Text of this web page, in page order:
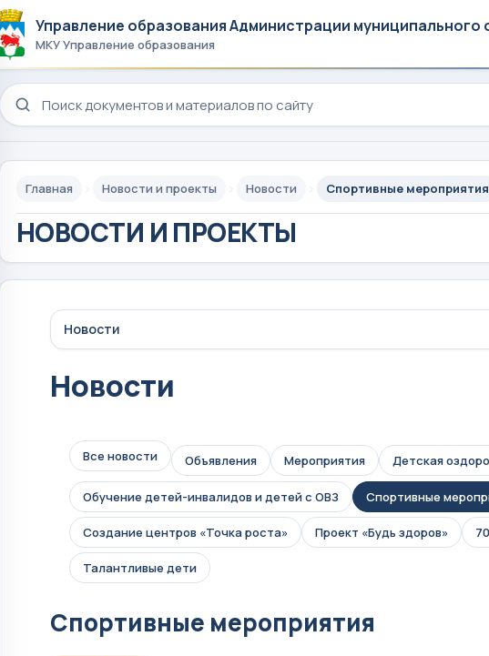
Управление образования Администрации муниципального
МКУ Управление образования
Поиск по сайту
Главная Новости и проекты Новости Спортивные мероприятия
НОВОСТИ И ПРОЕКТЫ
Новости
Новости
Все новости Объявления Мероприятия Детская
Обучение детей-инвалидов и детей с ОВЗ Спортивные
Создание центров «Точка роста» Проект «Будь здоров»
Талантливые дети
Спортивные мероприятия